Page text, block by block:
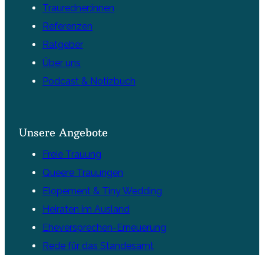
Trauredner:innen
Referenzen
Ratgeber
Über uns
Podcast & Notizbuch
Unsere Angebote
Freie Trauung
Queere Trauungen
Elopement & Tiny Wedding
Heiraten im Ausland
Eheversprechen-Erneuerung
Rede für das Standesamt